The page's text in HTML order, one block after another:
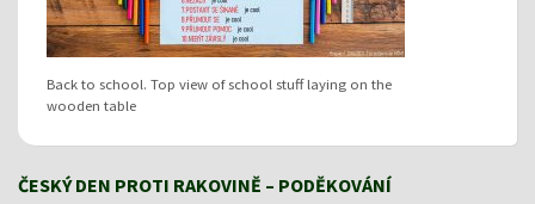
Back to school. Top view of school stuff laying on the
wooden table
ČESKÝ DEN PROTI RAKOVINĚ – PODĚKOVÁNÍ